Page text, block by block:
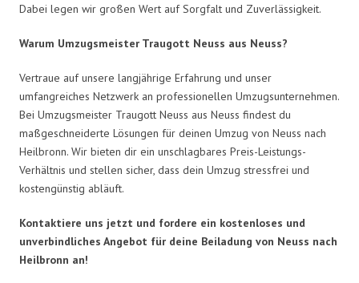
Dabei legen wir großen Wert auf Sorgfalt und Zuverlässigkeit.
Warum Umzugsmeister Traugott Neuss aus Neuss?
Vertraue auf unsere langjährige Erfahrung und unser
umfangreiches Netzwerk an professionellen Umzugsunternehmen.
Bei Umzugsmeister Traugott Neuss aus Neuss findest du
maßgeschneiderte Lösungen für deinen Umzug von Neuss nach
Heilbronn. Wir bieten dir ein unschlagbares Preis-Leistungs-
Verhältnis und stellen sicher, dass dein Umzug stressfrei und
kostengünstig abläuft.
Kontaktiere uns jetzt und fordere ein kostenloses und
unverbindliches Angebot für deine Beiladung von Neuss nach
Heilbronn an!